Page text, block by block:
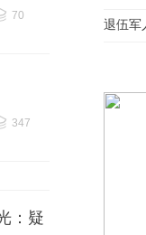
70
347
：疑
退伍军